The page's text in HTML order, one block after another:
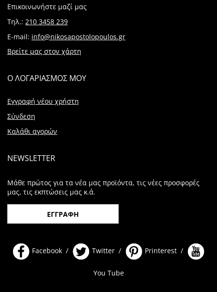
Επικοινωνήστε μαζί μας
Τηλ.: 210 3458 239
E-mail: info@nikosapostolopoulos.gr
Βρείτε μας στον χάρτη
Ο ΛΟΓΑΡΙΑΣΜΟΣ ΜΟΥ
Εγγραφή νέου χρήστη
Σύνδεση
Καλάθι αγορών
NEWSLETTER
Μάθε πρώτος για τα νέα μας προϊόντα, τις νέες προσφορές
μας, τις εκπτώσεις μας κ.ά.
ΕΓΓΡΑΦΗ
Facebook / Twitter / Printerest /
You Tube